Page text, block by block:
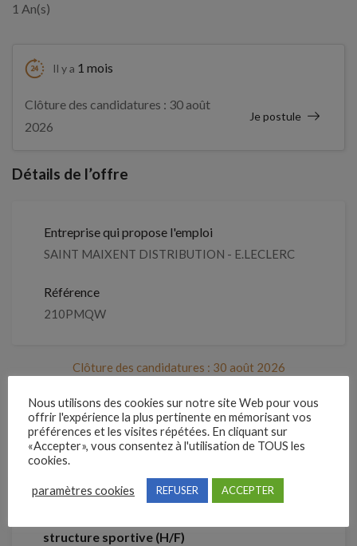
1 An(s)
Il y a 1 mois
Clôture des candidatures : 30 août
2026
Je postule
Détails de l’offre
Entreprise qui propose l'emploi
SAINT MAIXENT DISTRIBUTION - E.LECLERC
Référence
210PMQW
Clôture des candidatures : 30 août 2026
Je postule
Emplois similaires
CDI
structure sportive (H/F)
Nous utilisons des cookies sur notre site Web pour vous
offrir l'expérience la plus pertinente en mémorisant vos
préférences et les visites répétées. En cliquant sur
«Accepter», vous consentez à l'utilisation de TOUS les
cookies.
paramètres cookies REFUSER ACCEPTER